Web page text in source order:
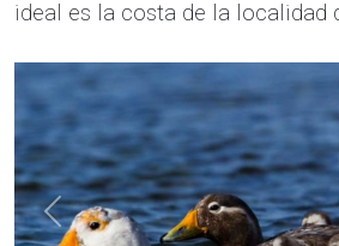
ideal es la costa de la localidad
Anterior